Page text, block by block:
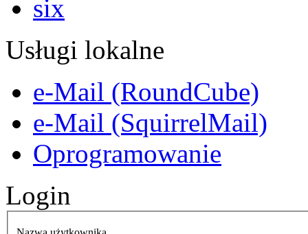
Usługi lokalne
e-Mail (RoundCube)
e-Mail (SquirrelMail)
Oprogramowanie
Login